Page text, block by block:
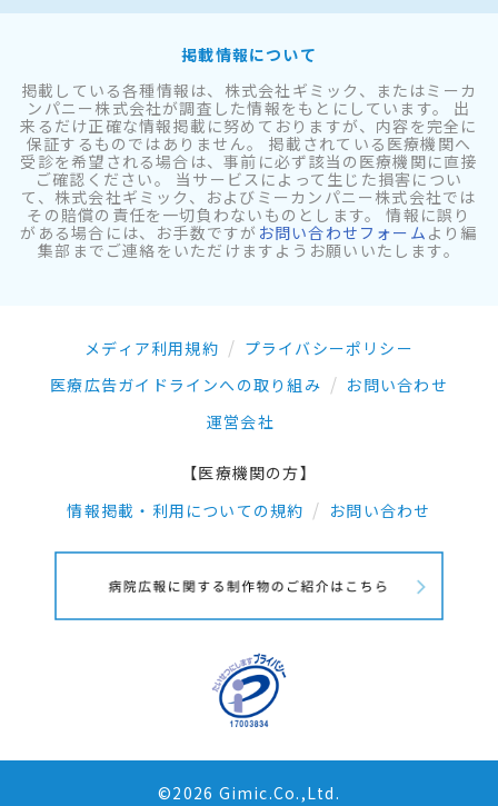
掲載情報について
掲載している各種情報は、株式会社ギミック、またはミーカ
ンパニー株式会社が調査した情報をもとにしています。 出
来るだけ正確な情報掲載に努めておりますが、内容を完全に
保証するものではありません。 掲載されている医療機関へ
受診を希望される場合は、事前に必ず該当の医療機関に直接
ご確認ください。 当サービスによって生じた損害につい
て、株式会社ギミック、およびミーカンパニー株式会社では
その賠償の責任を一切負わないものとします。 情報に誤り
がある場合には、お手数ですが お問い合わせフォーム より編
集部までご連絡をいただけますようお願いいたします。
メディア利用規約
プライバシーポリシー
医療広告ガイドラインへの取り組み
お問い合わせ
運営会社
【医療機関の方】
情報掲載・利用についての規約
お問い合わせ
©2026 Gimic.Co.,Ltd.